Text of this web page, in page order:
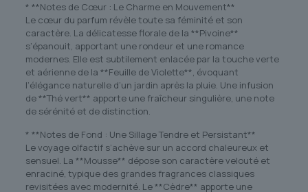
* **Notes de Cœur : Le Charme en Mouvement**
Le cœur du parfum révèle toute sa féminité et son
caractère. La délicatesse florale de la **Pivoine**
s’épanouit, apportant une rondeur et une romance
modernes. Elle est subtilement enlacée par la touche verte
et aérienne de la **Feuille de Violette**, évoquant
l’élégance naturelle d’un jardin après la pluie. Une infusion
de **Thé vert** apporte une fraîcheur singulière, une note
de sérénité et de distinction.
* **Notes de Fond : Une Sillage Tendre et Persistant**
Le voyage olfactif s’achève sur un accord chaleureux et
sensuel. La **Mousse** dépose son caractère velouté et
enraciné, typique des grandes fragrances classiques
revisitées avec modernité. Le **Cèdre** apporte une